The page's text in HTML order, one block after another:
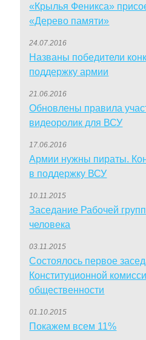
«Крылья Феникса»
«Дерево памяти»
24.07.2016
Названы победители
поддержку армии
21.06.2016
Обновлены правила
видеоролик для ВСУ
17.06.2016
Армии нужны пираты.
в поддержку ВСУ
10.11.2015
Заседание Рабочей
человека
03.11.2015
Состоялось первое
Конституционной
общественности
01.10.2015
Покажем всем 11%